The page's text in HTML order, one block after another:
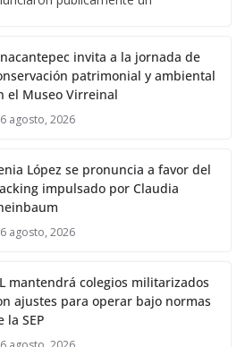
invita a la jornada de
patrimonial y ambiental
el Museo Virreinal
6 agosto, 2026
López se pronuncia a favor del
impulsado por Claudia
6 agosto, 2026
mantendrá colegios militarizados
ajustes para operar bajo normas
la SEP